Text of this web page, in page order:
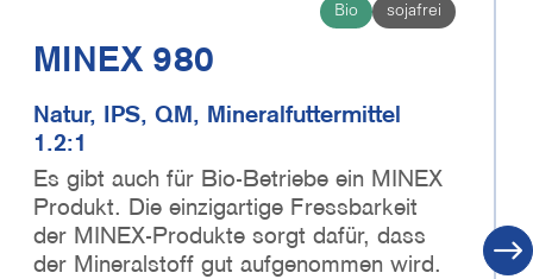
Bio sojafrei
MINEX 980
Natur, IPS, QM, Mineralfuttermittel
1.2:1
Es gibt auch für Bio-Betriebe ein MINEX
Produkt. Die einzigartige Fressbarkeit
der MINEX-Produkte sorgt dafür, dass
der Mineralstoff gut aufgenommen wird.